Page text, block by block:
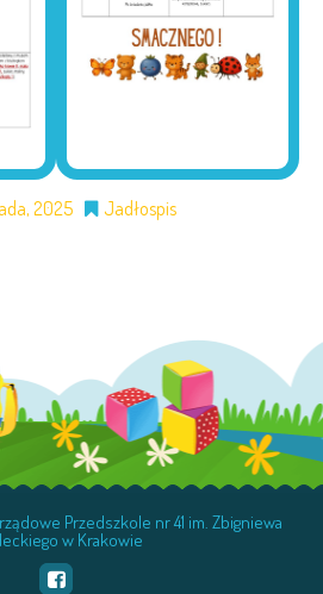
2025 Jadłospis
Przedszkole nr 41 im. Zbigniewa
w Krakowie